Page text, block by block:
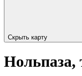
Скрыть карту
Нольпаза,